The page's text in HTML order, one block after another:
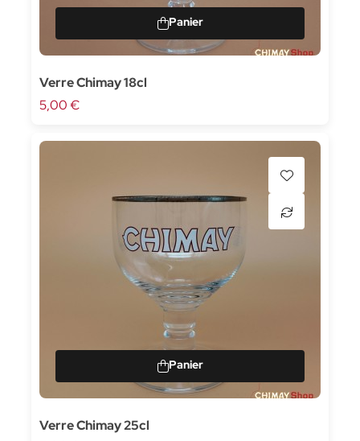
Verre Chimay 18cl
5,00 €
Verre Chimay 25cl